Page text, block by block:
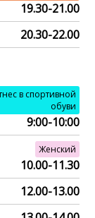
19.30-21.00
20.30-22.00
в спортивной
обуви
9:00-10:00
Женский
10.00-11.30
12.00-13.00